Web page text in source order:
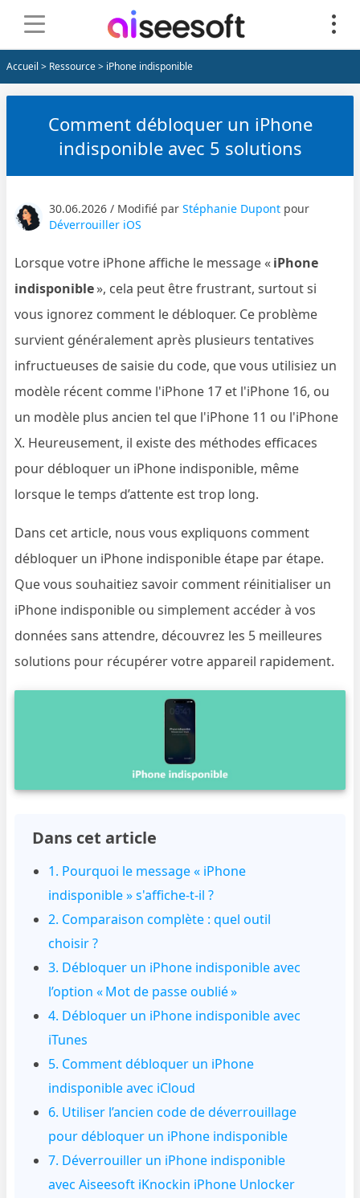
Accueil > Ressource> iPhone indisponible
Comment débloquer un iPhone
indisponible avec 5 solutions
30.06.2026 / Modifié parStéphanie Dupont pour
Déverrouiller iOS
Lorsque votre iPhone affiche le message «iPhone
indisponible», cela peut être frustrant, surtout si
vous ignorez comment le débloquer. Ce problème
survient généralement après plusieurs tentatives
infructueuses de saisie du code, que vous utilisiez un
modèle récent comme l'iPhone 17 et l'iPhone 16, ou
un modèle plus ancien tel que l'iPhone 11 ou l'iPhone
X. Heureusement, il existe des méthodes efficaces
pour débloquer un iPhone indisponible, même
lorsque le temps d’attente est trop long.
Dans cet article, nous vous expliquons comment
débloquer un iPhone indisponible étape par étape.
Que vous souhaitiez savoir comment réinitialiser un
iPhone indisponible ou simplement accéder à vos
données sans attendre, découvrez les 5 meilleures
solutions pour récupérer votre appareil rapidement.
Dans cet article
1. Pourquoi le message « iPhone
indisponible » s'affiche-t-il ?
2. Comparaison complète : quel outil
choisir ?
3. Débloquer un iPhone indisponible avec
l’option « Mot de passe oublié »
4. Débloquer un iPhone indisponible avec
iTunes
5. Comment débloquer un iPhone
indisponible avec iCloud
6. Utiliser l’ancien code de déverrouillage
pour débloquer un iPhone indisponible
7. Déverrouiller un iPhone indisponible
avec Aiseesoft iKnockin iPhone Unlocker